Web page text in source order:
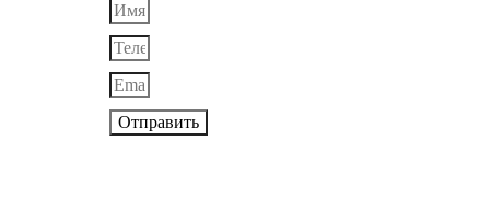
Отправить